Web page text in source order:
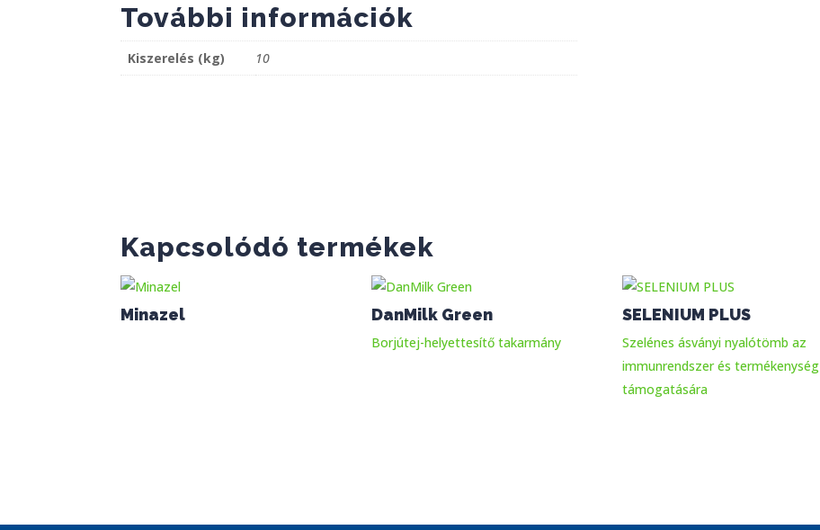
További információk
Kiszerelés (kg) 10
Kapcsolódó termékek
Minazel DanMilk Green
Borjútej-helyettesítő takarmány
SELENIUM PLUS
Szelénes ásványi nyalótömb az
immunrendszer és termékenység
támogatására